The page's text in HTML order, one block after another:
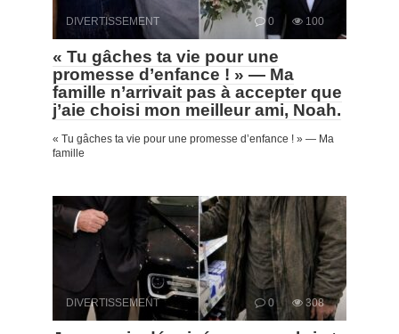
DIVERTISSEMENT 0 100
« Tu gâches ta vie pour une
promesse d’enfance ! » — Ma
famille n’arrivait pas à accepter que
j’aie choisi mon meilleur ami, Noah.
« Tu gâches ta vie pour une promesse d’enfance ! » — Ma
famille
DIVERTISSEMENT 0 308